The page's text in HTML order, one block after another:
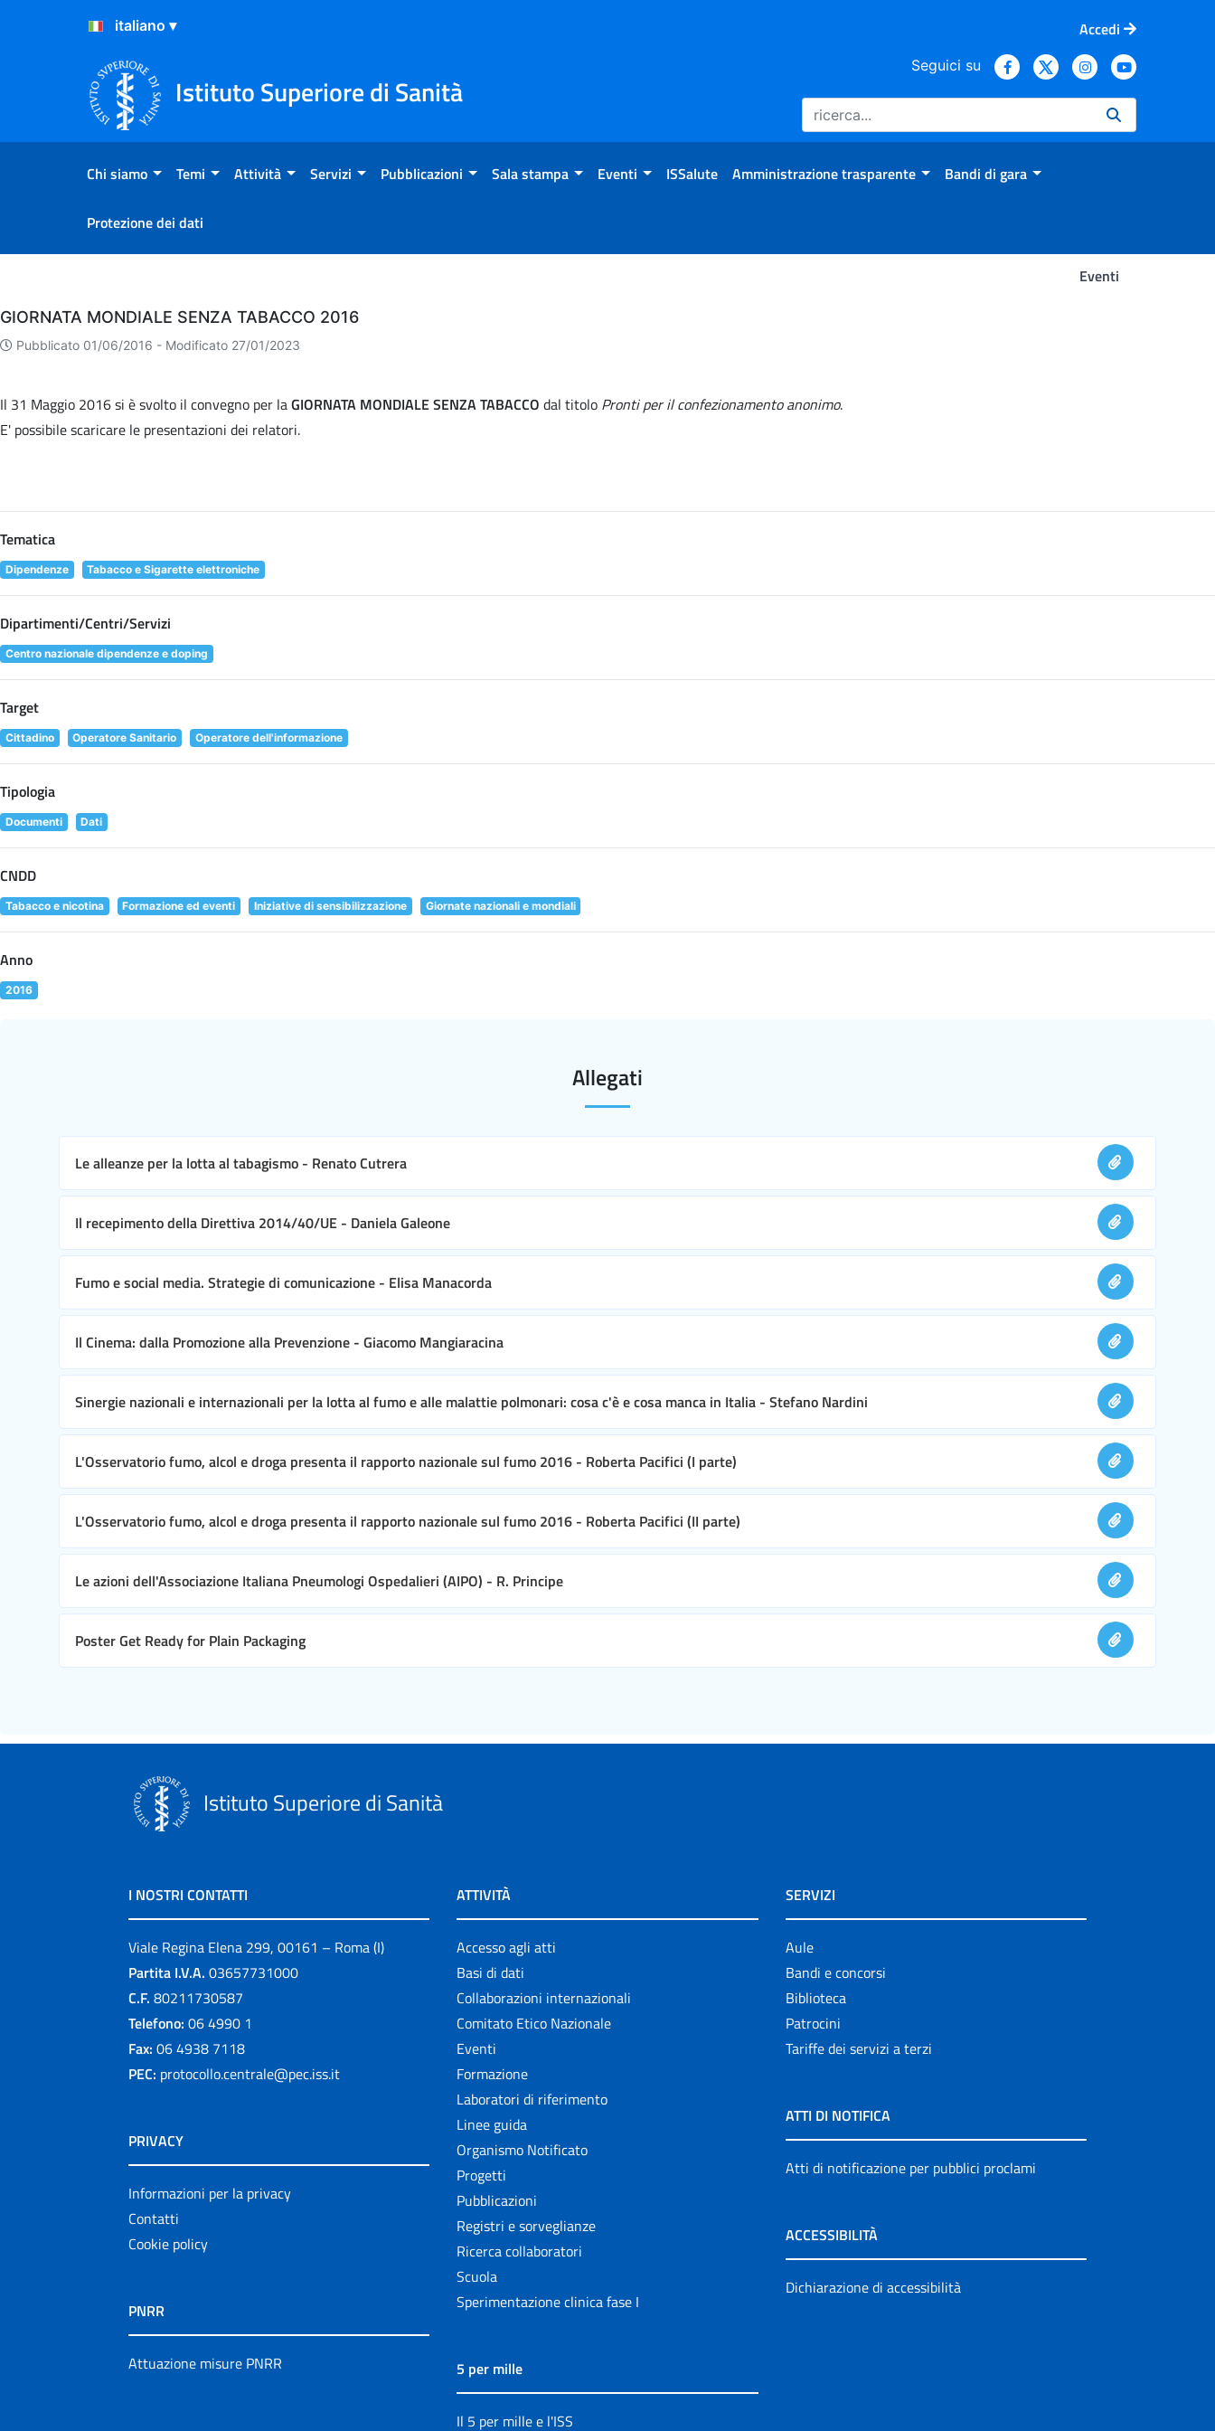
Salta al Contenuto
Salta al Footer
Accedi
Istituto Superiore di Sanità
Seguici su
Chi siamo Temi Attività Servizi Pubblicazioni Sala stampa Eventi ISSalute Amministrazione trasparente Bandi di gara
Protezione dei dati
Eventi
Eventi
GIORNATA MONDIALE SENZA TABACCO 2016
Pubblicato 01/06/2016 - Modificato 27/01/2023
Il 31 Maggio 2016 si è svolto il convegno per laGIORNATA MONDIALE SENZA TABACCO dal titolo Pronti per il confezionamento anonimo.
E' possibile scaricare le presentazioni dei relatori.
Tematica
Dipendenze Tabacco e Sigarette elettroniche
Dipartimenti/Centri/Servizi
Centro nazionale dipendenze e doping
Target
Cittadino Operatore Sanitario Operatore dell'informazione
Tipologia
Documenti Dati
CNDD
Tabacco e nicotina Formazione ed eventi Iniziative di sensibilizzazione Giornate nazionali e mondiali
Anno
2016
Allegati
Le alleanze per la lotta al tabagismo - Renato Cutrera
Il recepimento della Direttiva 2014/40/UE - Daniela Galeone
Fumo e social media. Strategie di comunicazione - Elisa Manacorda
Il Cinema: dalla Promozione alla Prevenzione - Giacomo Mangiaracina
Sinergie nazionali e internazionali per la lotta al fumo e alle malattie polmonari: cosa c'è e cosa manca in Italia - Stefano Nardini
L'Osservatorio fumo, alcol e droga presenta il rapporto nazionale sul fumo 2016 - Roberta Pacifici (I parte)
L'Osservatorio fumo, alcol e droga presenta il rapporto nazionale sul fumo 2016 - Roberta Pacifici (II parte)
Le azioni dell'Associazione Italiana Pneumologi Ospedalieri (AIPO) - R. Principe
Poster Get Ready for Plain Packaging
Istituto Superiore di Sanità
I NOSTRI CONTATTI
Viale Regina Elena 299, 00161 – Roma (I)
Partita I.V.A. 03657731000
C.F. 80211730587
Telefono: 06 4990 1
Fax: 06 4938 7118
PEC: protocollo.centrale@pec.iss.it
PRIVACY
Informazioni per la privacy
Contatti
Cookie policy
PNRR
Attuazione misure PNRR
ATTIVITÀ
Accesso agli atti
Basi di dati
Collaborazioni internazionali
Comitato Etico Nazionale
Eventi
Formazione
Laboratori di riferimento
Linee guida
Organismo Notificato
Progetti
Pubblicazioni
Registri e sorveglianze
Ricerca collaboratori
Scuola
Sperimentazione clinica fase I
5 per mille
Il 5 per mille e l'ISS
SERVIZI
Aule
Bandi e concorsi
Biblioteca
Patrocini
Tariffe dei servizi a terzi
ATTI DI NOTIFICA
Atti di notificazione per pubblici proclami
ACCESSIBILITÀ
Dichiarazione di accessibilità